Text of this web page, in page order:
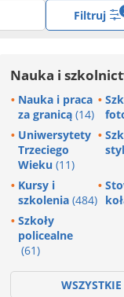
Filtruj
Nauka i
Nauka i praca
za granicą (14)
Uniwersytety
Trzeciego
Wieku (11)
Kursy i
szkolenia (484)
Szkoły
policealne
(61)